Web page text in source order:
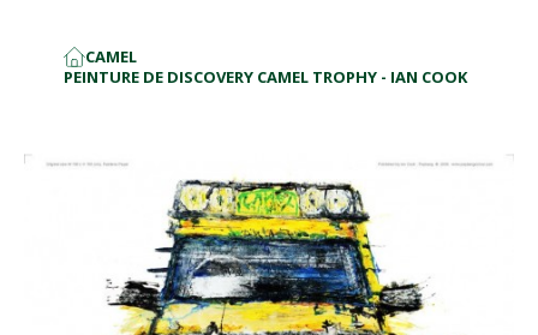
ACCUEIL
CAMEL
PEINTURE DE DISCOVERY CAMEL TROPHY - IAN COOK